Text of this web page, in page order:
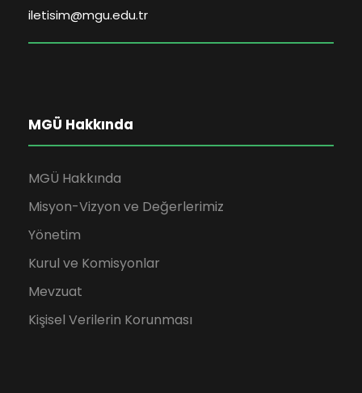
iletisim@mgu.edu.tr
MGÜ Hakkında
MGÜ Hakkında
Misyon-Vizyon ve Değerlerimiz
Yönetim
Kurul ve Komisyonlar
Mevzuat
Kişisel Verilerin Korunması